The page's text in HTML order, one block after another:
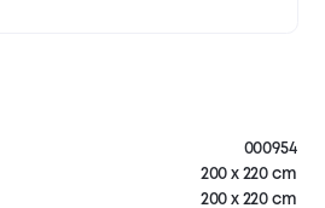
000954
200 x 220 cm
200 x 220 cm